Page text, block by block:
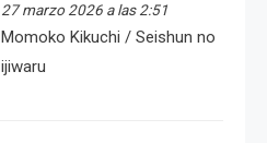
27 marzo 2026 a las 2:51
Momoko Kikuchi / Seishun no
ijiwaru